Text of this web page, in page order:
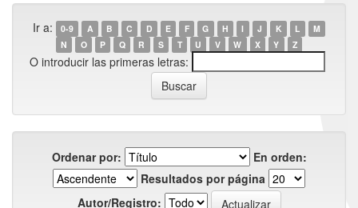
Ir a: 0-9 A B C D E F G H I J K L
M
N
O P Q R S T U V W X Y Z
O introducir las primeras letras:
Ordenar por:
En orden:
Resultados por página
Autor/Registro: